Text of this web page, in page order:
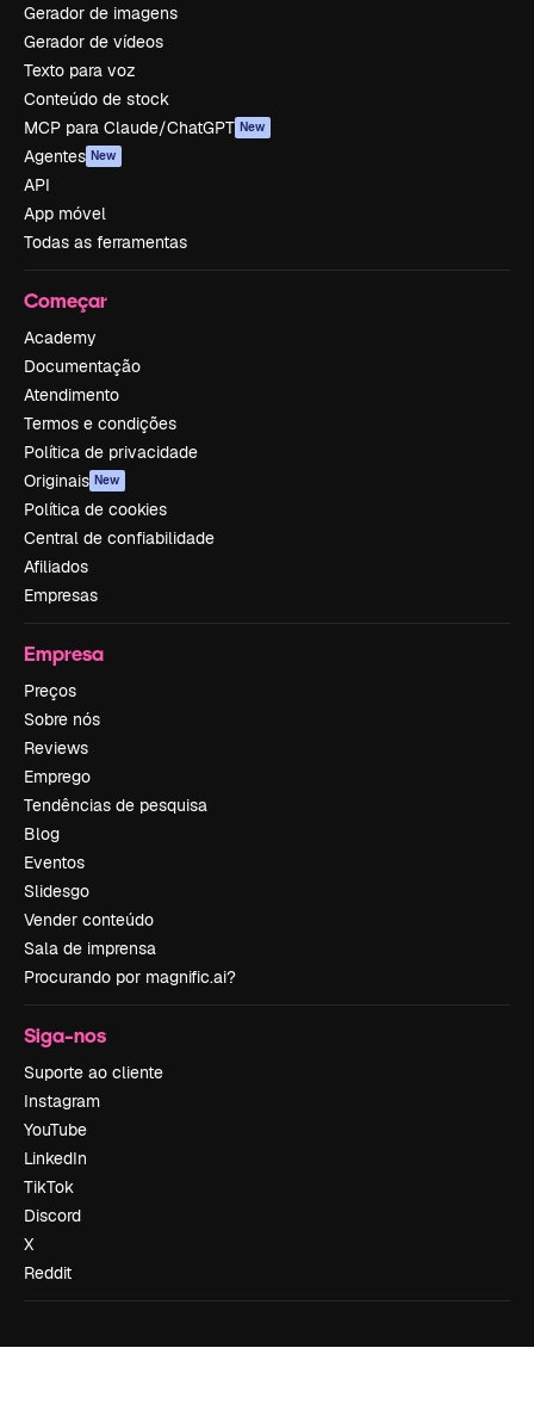
Gerador de imagens
Gerador de vídeos
Texto para voz
Conteúdo de stock
MCP para Claude/ChatGPT New
Agentes New
API
App móvel
Todas as ferramentas
Começar
Academy
Documentação
Atendimento
Termos e condições
Política de privacidade
Originais New
Política de cookies
Central de confiabilidade
Afiliados
Empresas
Empresa
Preços
Sobre nós
Reviews
Emprego
Tendências de pesquisa
Blog
Eventos
Slidesgo
Vender conteúdo
Sala de imprensa
Procurando por magnific.ai?
Siga-nos
Suporte ao cliente
Instagram
YouTube
LinkedIn
TikTok
Discord
X
Reddit